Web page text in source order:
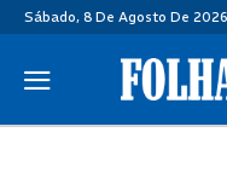
Sábado, 8 De Agosto De 2026